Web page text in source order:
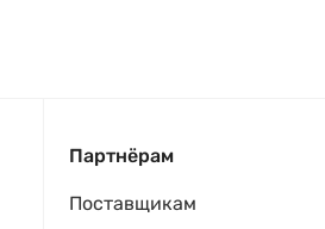
Партнёрам
Поставщикам